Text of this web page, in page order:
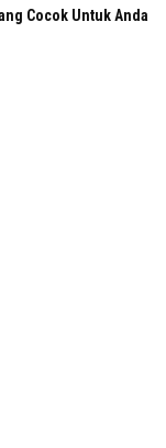
Cocok Untuk Anda